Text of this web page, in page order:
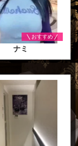
おすすめ
ナミ